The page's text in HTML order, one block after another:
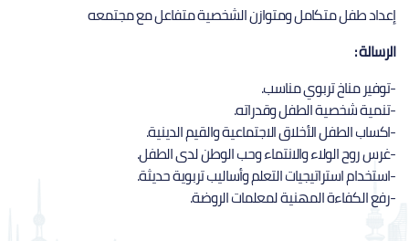
إعداد طفل متكامل ومتوازن الشخصية متفاعل مع مجتمعه
الرسالة :
-توفير مناخ تربوي مناسب.
-تنمية شخصية الطفل وقدراته.
-اكساب الطفل الأخلاق الاجتماعية والقيم الدينية.
-غرس روح الولاء والانتماء وحب الوطن لدى الطفل.
-استخدام استراتيجيات التعلم وأساليب تربوية حديثة.
-رفع الكفاءة المهنية لمعلمات الروضة.